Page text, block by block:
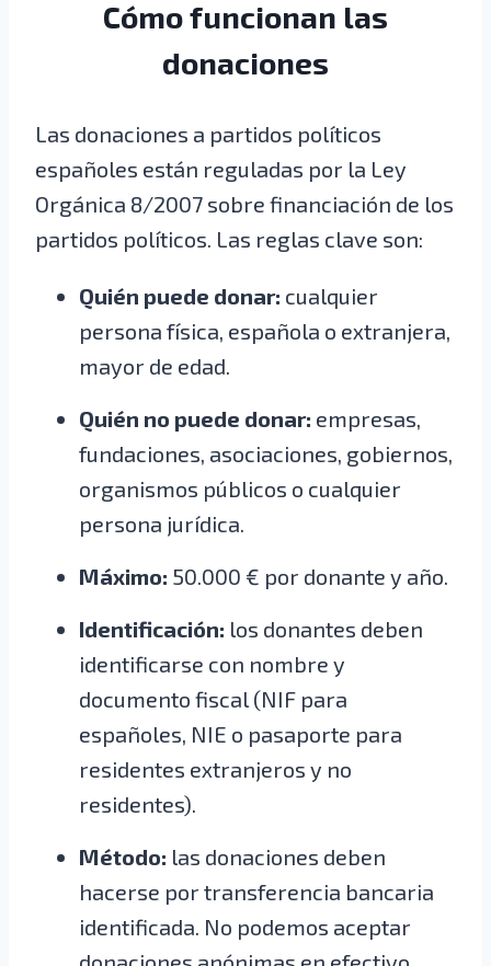
Cómo funcionan las
donaciones
Las donaciones a partidos políticos
españoles están reguladas por la Ley
Orgánica 8/2007 sobre financiación de los
partidos políticos. Las reglas clave son:
Quién puede donar: cualquier
persona física, española o extranjera,
mayor de edad.
Quién no puede donar: empresas,
fundaciones, asociaciones, gobiernos,
organismos públicos o cualquier
persona jurídica.
Máximo: 50.000 € por donante y año.
Identificación: los donantes deben
identificarse con nombre y
documento fiscal (NIF para
españoles, NIE o pasaporte para
residentes extranjeros y no
residentes).
Método: las donaciones deben
hacerse por transferencia bancaria
identificada. No podemos aceptar